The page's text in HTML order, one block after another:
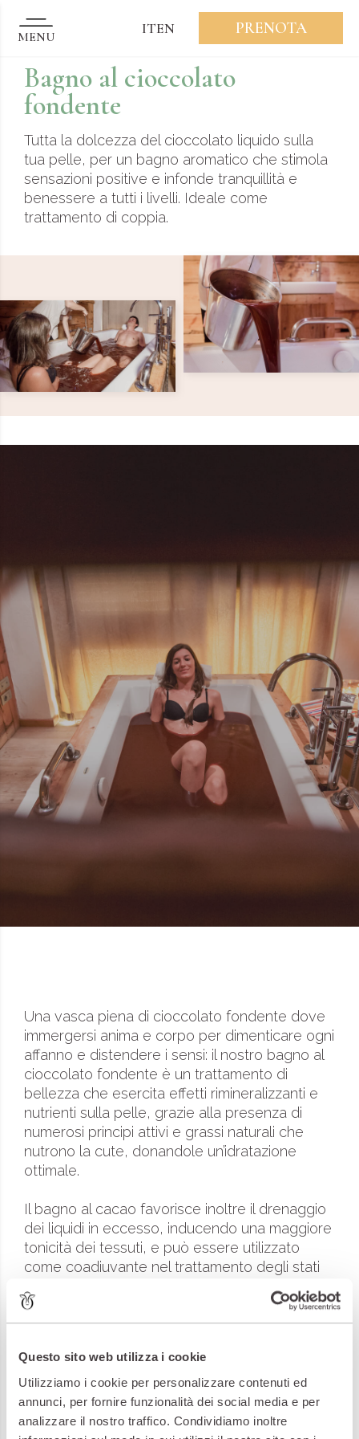
Questo sito web utilizza i cookie
Utilizziamo i cookie per personalizzare contenuti ed
annunci, per fornire funzionalità dei social media e per
analizzare il nostro traffico. Condividiamo inoltre
Bagno al cioccolato
fondente
Tutta la dolcezza del cioccolato liquido sulla
tua pelle, per un bagno aromatico che stimola
sensazioni positive e infonde tranquillità e
benessere a tutti i livelli. Ideale come
trattamento di coppia.
Una vasca piena di cioccolato fondente dove
immergersi anima e corpo per dimenticare ogni
affanno e distendere i sensi: il nostro bagno al
cioccolato fondente è un trattamento di
bellezza che esercita effetti rimineralizzanti e
nutrienti sulla pelle, grazie alla presenza di
numerosi principi attivi e grassi naturali che
nutrono la cute, donandole un’idratazione
ottimale.
Il bagno al cacao favorisce inoltre il drenaggio
dei liquidi in eccesso, inducendo una maggiore
tonicità dei tessuti, e può essere utilizzato
come coadiuvante nel trattamento degli stati
25 minuti (singolo)70 €
Il trattamento Bagno al cioccolato include:
UN BAGNO NEL CIOCCOLATO DI 25 MINUTI
MENU ITEN PRENOTA